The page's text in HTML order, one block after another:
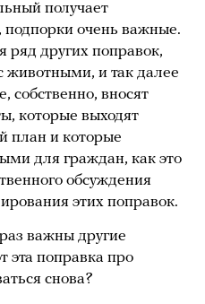
получает
подпорки очень важные.
ряд других поправок,
животными, и так далее
собственно, вносят
которые выходят
план и которые
для граждан, как это
обсуждения
этих поправок.
важны другие
эта поправка про
снова?